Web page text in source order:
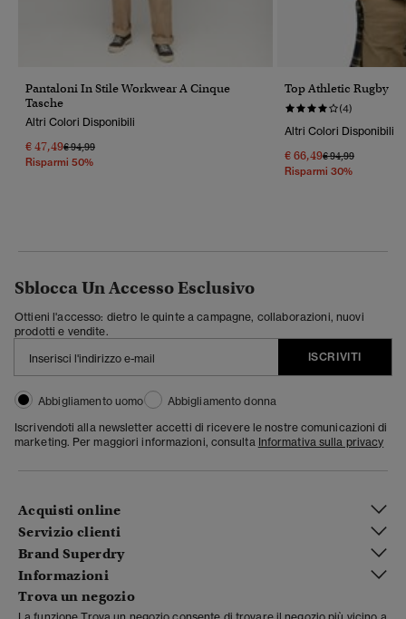
Pantaloni In Stile Workwear A Cinque
Tasche
Altri Colori Disponibili
€ 47,49Prezzo Ridotto Da
€ 94,99A
Risparmi 50%
Top Athletic Rugby
(4)
Altri Colori Disponibili
€ 66,49Prezzo Ridotto Da
€ 94,99A
Risparmi 30%
Sblocca Un Accesso Esclusivo
Ottieni l'accesso: dietro le quinte a campagne, collaborazioni, nuovi
prodotti e vendite.
ISCRIVITI
Abbigliamento uomo
Abbigliamento donna
Iscrivendoti alla newsletter accetti di ricevere le nostre comunicazioni di
marketing. Per maggiori informazioni, consulta Informativa sulla privacy
Acquisti online
Servizio clienti
Brand Superdry
Informazioni
Trova un negozio